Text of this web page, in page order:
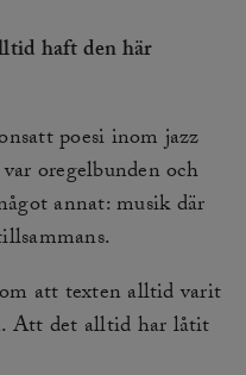
haft den här
poesi inom jazz
oregelbunden och
annat: musik där
att texten alltid varit
Att det alltid har låtit